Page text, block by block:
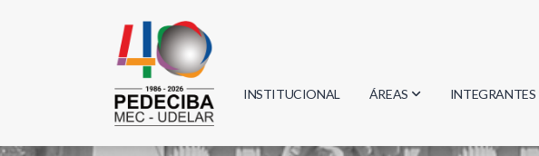
INSTITUCIONAL ÁREAS
Biología
INTEGRANTES
Investigadores